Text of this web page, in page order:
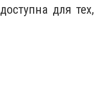
для тех,